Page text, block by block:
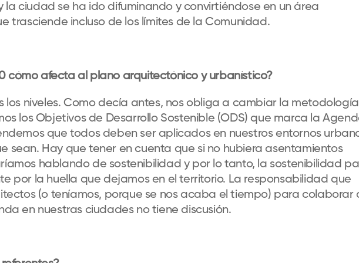
la ciudad se ha ido difuminando y convirtiéndose en un área
trasciende incluso de los límites de la Comunidad.
cómo afecta al plano arquitectónico y urbanístico?
los niveles. Como decía antes, nos obliga a cambiar la
los Objetivos de Desarrollo Sostenible (ODS) que marca la
que todos deben ser aplicados en nuestros entornos
sean. Hay que tener en cuenta que si no hubiera asentamientos
hablando de sostenibilidad y por lo tanto, la sostenibilidad
por la huella que dejamos en el territorio. La responsabilidad que
(o teníamos, porque se nos acaba el tiempo) para colaborar
en nuestras ciudades no tiene discusión.